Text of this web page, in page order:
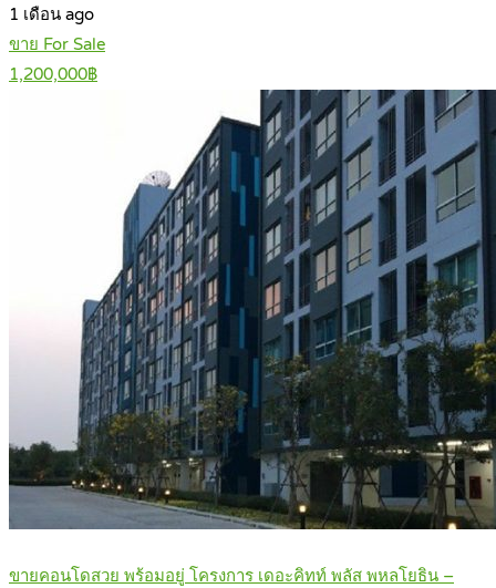
1 เดือน ago
ขาย For Sale
1,200,000฿
ขายคอนโดสวย พร้อมอยู่ โครงการ เดอะคิทท์ พลัส พหลโยธิน –